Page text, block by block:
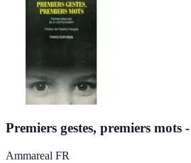
Premiers gestes, premiers mots
Ammareal FR